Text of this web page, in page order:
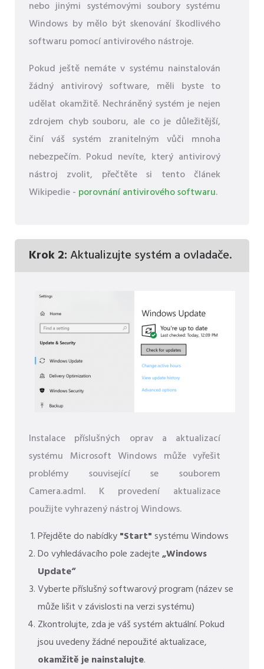
nebo jinými systémovými soubory systému
Windows by mělo být skenování škodlivého
softwaru pomocí antivirového nástroje.
Pokud ještě nemáte v systému nainstalován
žádný antivirový software, měli byste to
udělat okamžitě. Nechráněný systém je nejen
zdrojem chyb souboru, ale co je důležitější,
činí váš systém zranitelným vůči mnoha
nebezpečím. Pokud nevíte, který antivirový
nástroj zvolit, přečtěte si tento článek
Wikipedie - porovnání antivirového softwaru.
Krok 2:Aktualizujte systém a ovladače.
Instalace příslušných oprav a aktualizací
systému Microsoft Windows může vyřešit
problémy související se souborem
Camera.adml. K provedení aktualizace
použijte vyhrazený nástroj Windows.
Přejděte do nabídky"Start"systému Windows
Do vyhledávacího pole zadejte„Windows
Update“
Vyberte příslušný softwarový program (název se
může lišit v závislosti na verzi systému)
Zkontrolujte, zda je váš systém aktuální. Pokud
jsou uvedeny žádné nepoužité aktualizace,
okamžitě je nainstalujte.